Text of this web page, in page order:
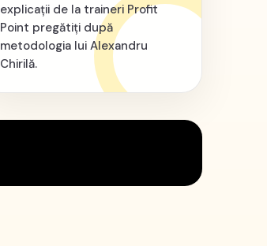
explicații de la traineri Profit
Point pregătiți după
metodologia lui Alexandru
Chirilă.